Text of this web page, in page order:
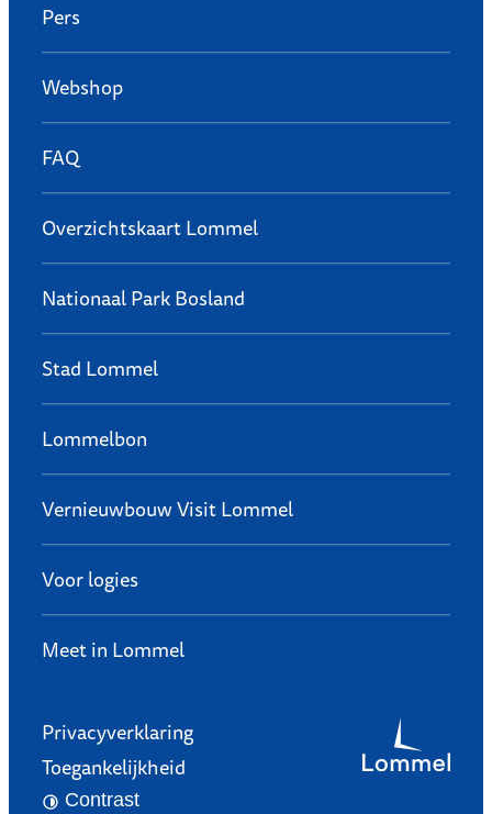
Pers
Webshop
FAQ
Overzichtskaart Lommel
Nationaal Park Bosland
Stad Lommel
Lommelbon
Vernieuwbouw Visit Lommel
Voor logies
Meet in Lommel
Privacyverklaring
Toegankelijkheid
Contrast